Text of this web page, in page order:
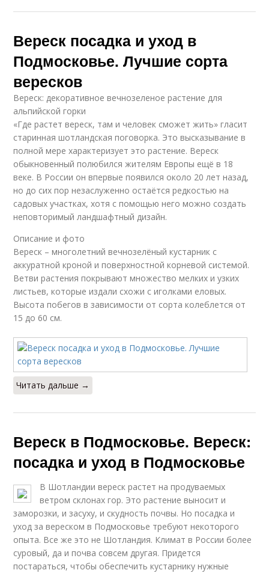
Вереск на участке Вереск на зиму
подмосковье
Пропуска в
подмосковье
Вереск посадка и уход в
Подмосковье. Лучшие сорта
вересков
Вереск: декоративное вечнозеленое растение для
альпийской горки
«Где растет вереск, там и человек сможет жить» гласит
старинная шотландская поговорка. Это высказывание в
полной мере характеризует это растение. Вереск
обыкновенный полюбился жителям Европы ещё в 18
веке. В России он впервые появился около 20 лет назад,
но до сих пор незаслуженно остаётся редкостью на
садовых участках, хотя с помощью него можно создать
неповторимый ландшафтный дизайн.
Описание и фото
Вереск – многолетний вечнозелёный кустарник с
аккуратной кроной и поверхностной корневой системой.
Ветви растения покрывают множество мелких и узких
листьев, которые издали схожи с иголками еловых.
Высота побегов в зависимости от сорта колеблется от
15 до 60 см.
Читать дальше →
Вереск в Подмосковье. Вереск:
посадка и уход в Подмосковье
В Шотландии вереск растет на продуваемых
ветром склонах гор. Это растение выносит и
заморозки, и засуху, и скудность почвы. Но посадка и
уход за вереском в Подмосковье требуют некоторого
опыта. Все же это не Шотландия. Климат в России более
суровый, да и почва совсем другая. Придется
постараться, чтобы обеспечить кустарнику нужные